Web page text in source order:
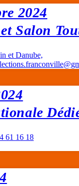
2024
Salon
et Danube,
61 16 18